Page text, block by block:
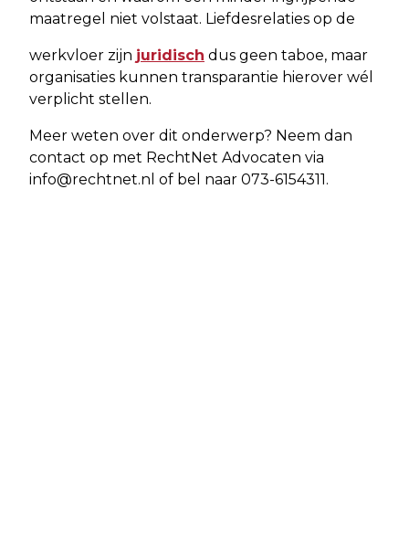
maatregel niet volstaat. Liefdesrelaties op de
werkvloer zijn juridisch dus geen taboe, maar
organisaties kunnen transparantie hierover wél
verplicht stellen.
Meer weten over dit onderwerp? Neem dan
contact op met RechtNet Advocaten via
info@rechtnet.nl of bel naar 073-6154311.